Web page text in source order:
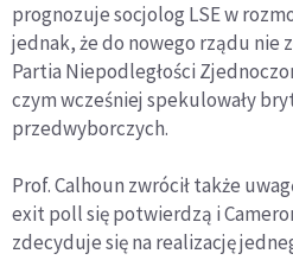
prognozuje socjolog LSE w
jednak, że do nowego rządu nie
Partia Niepodległości
czym wcześniej spekulowały
przedwyborczych.
Prof. Calhoun zwrócił także
exit poll się potwierdzą i
zdecyduje się na realizację